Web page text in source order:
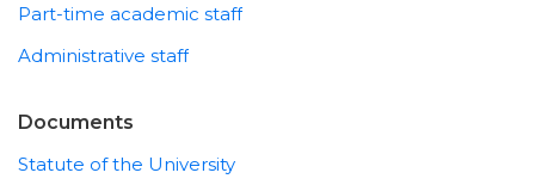
Part-time academic staff
Administrative staff
Documents
Statute of the University